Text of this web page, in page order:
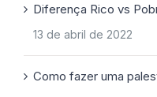
Diferença Rico vs
13 de abril de 2022
Como fazer uma